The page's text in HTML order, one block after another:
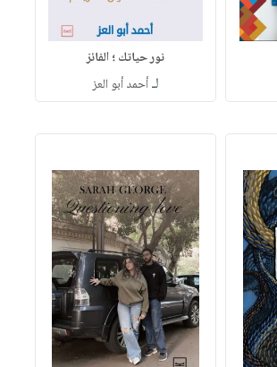
نور حياتك ؛ الفائز
لـأحمد أبو العز